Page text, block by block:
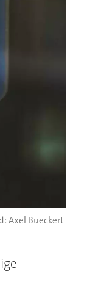
Axel Bueckert